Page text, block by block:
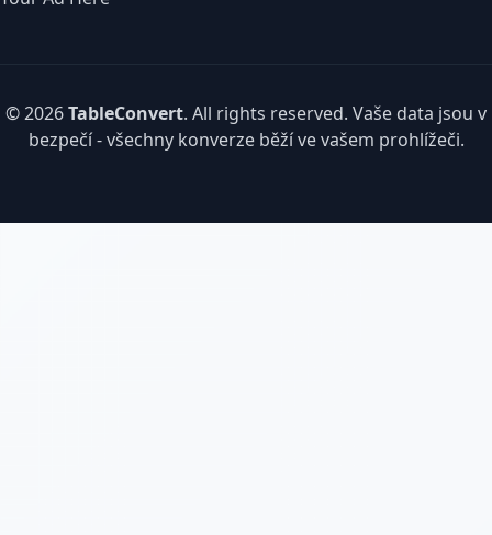
© 2026TableConvert. All rights reserved. Vaše data jsou v
bezpečí - všechny konverze běží ve vašem prohlížeči.